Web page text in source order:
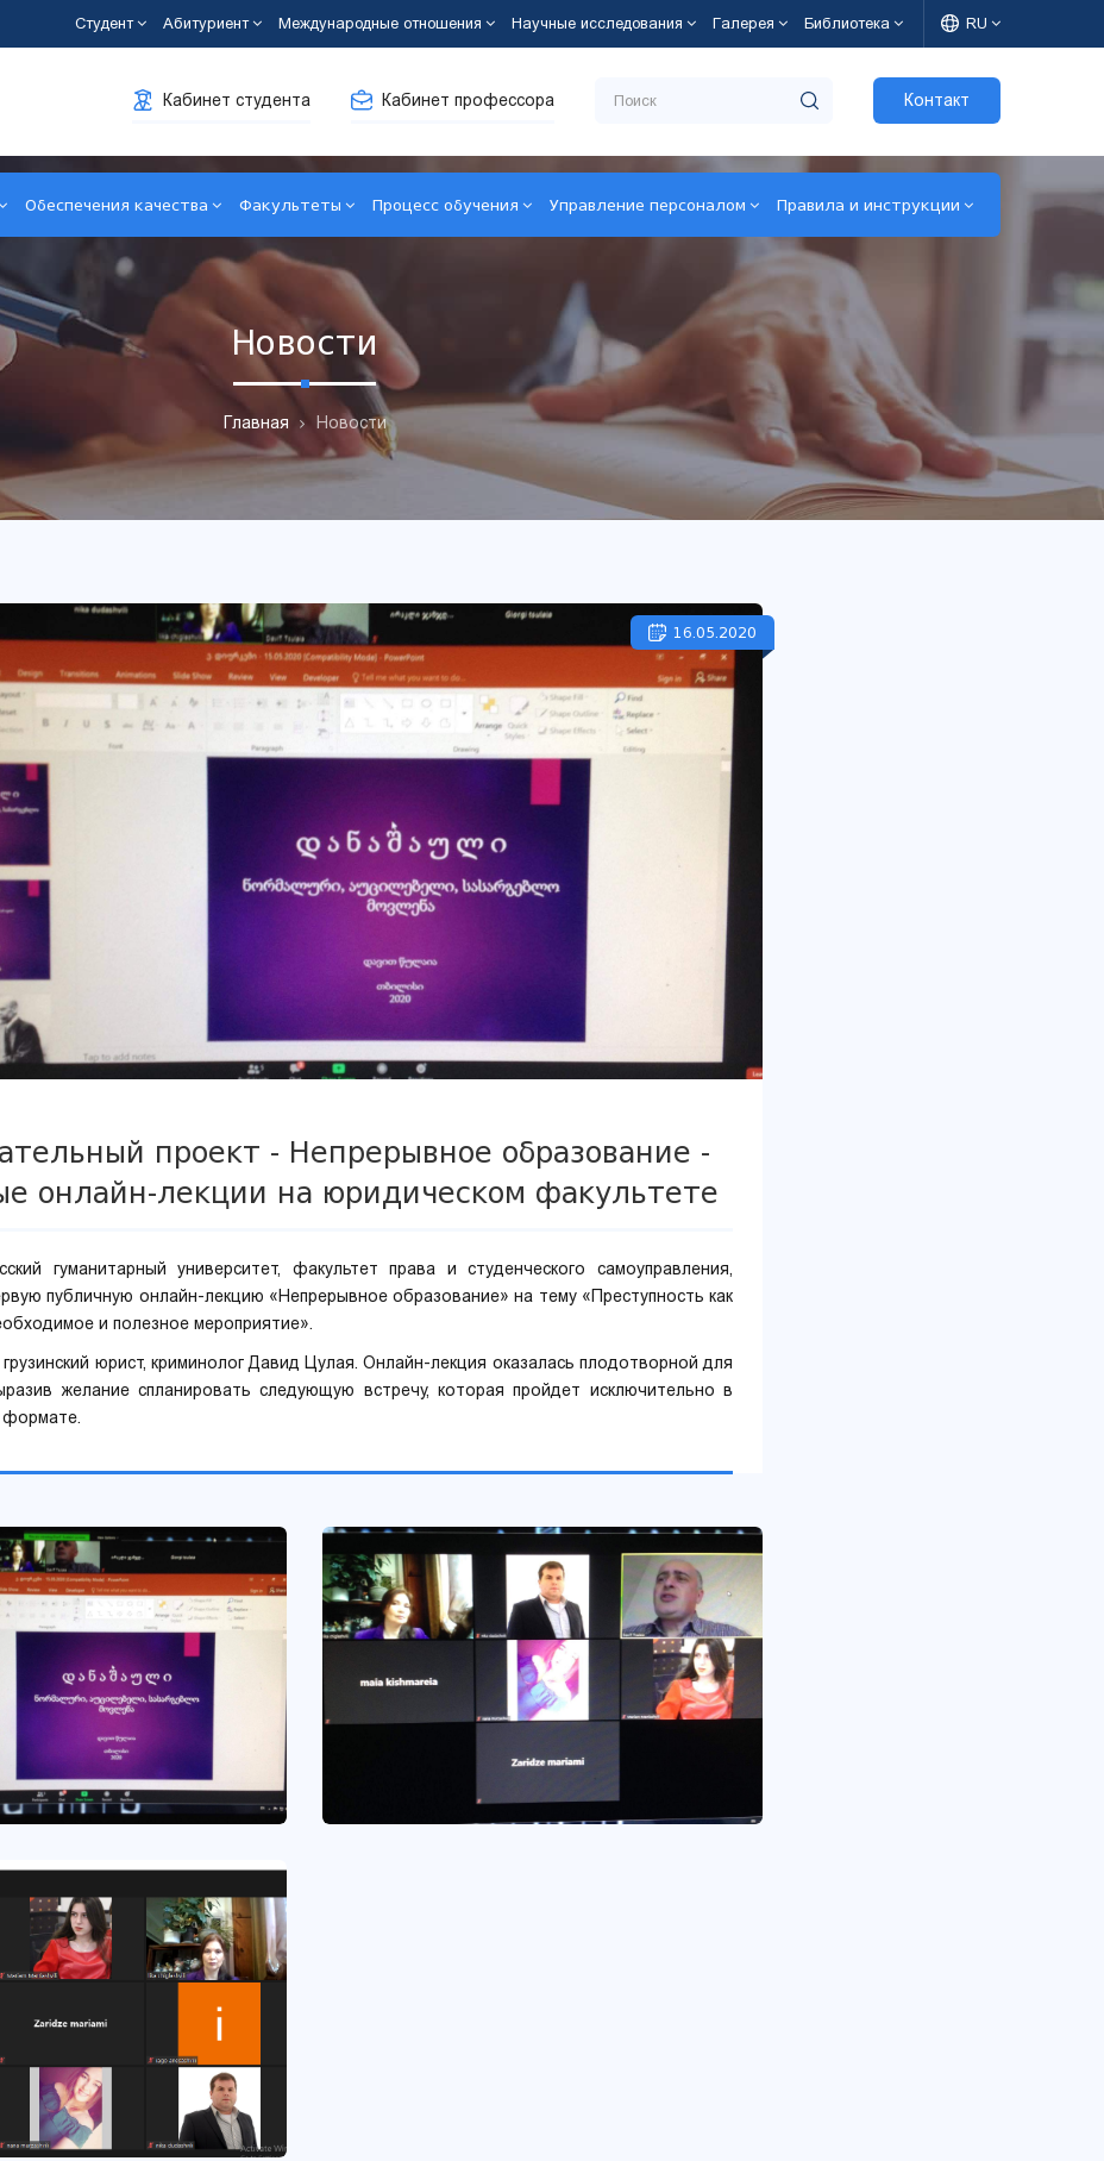
Студент Абитуриент Международные отношения Научные исследования Галерея Библиотека RU
Кабинет студента Кабинет профессора Контакт
Обеспечения качества Факультеты Процесс обучения Управление персоналом Правила и инструкции
Новости
Главная Новости
16.05.2020
проект - Непрерывное образование -
онлайн-лекции на юридическом факультете
гуманитарный университет, факультет права и студенческого самоуправления,
публичную онлайн-лекцию «Непрерывное образование» на тему «Преступность как
и полезное мероприятие».
юрист, криминолог Давид Цулая. Онлайн-лекция оказалась плодотворной для
желание спланировать следующую встречу, которая пройдет исключительно в
формате.